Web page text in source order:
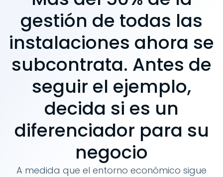
gestión de todas las
instalaciones ahora se
subcontrata. Antes de
seguir el ejemplo,
decida si es un
diferenciador para su
negocio
A medida que el entorno económico sigue